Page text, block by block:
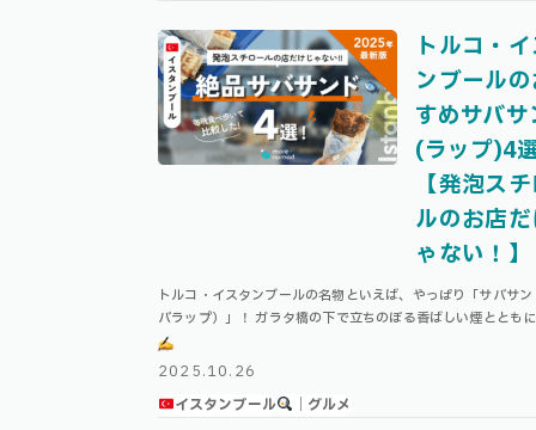
トルコ・
ンブール
すめサバ
(ラップ)4
【発泡ス
ルのお店
ゃない！】
トルコ・イスタンブールの名物といえば、やっぱり「サバサ
バラップ）」！ ガラタ橋の下で立ちのぼる香ばしい煙ととも
う、あのサバとスパイスの香り…！旅人の記憶に深く刻まれる
グルメです。 しかし実は、発泡スチ …
2025.10.26
イスタンブール
｜グルメ